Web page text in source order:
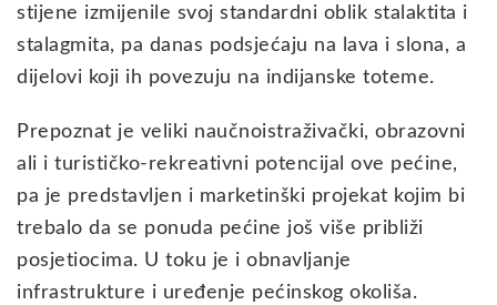
stijene izmijenile svoj standardni oblik stalaktita i
stalagmita, pa danas podsjećaju na lava i slona, a
dijelovi koji ih povezuju na indijanske toteme.
Prepoznat je veliki naučnoistraživački, obrazovni
ali i turističko-rekreativni potencijal ove pećine,
pa je predstavljen i marketinški projekat kojim bi
trebalo da se ponuda pećine još više približi
posjetiocima. U toku je i obnavljanje
infrastrukture i uređenje pećinskog okoliša.